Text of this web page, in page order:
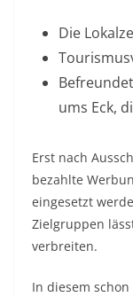
Die
ums Eck,
Erst nach
bezahlte
eingesetzt
Zielgruppen
verbreiten.
In diesem